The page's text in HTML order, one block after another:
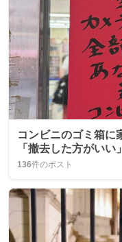
コンビニのゴミ箱に
「撤去した方がいい
136件のポスト